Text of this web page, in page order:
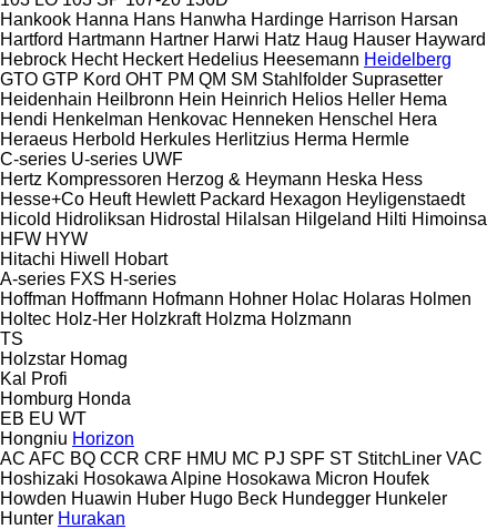
Hankook Hanna Hans Hanwha Hardinge Harrison Harsan
Hartford Hartmann Hartner Harwi Hatz Haug Hauser Hayward
Hebrock Hecht Heckert Hedelius Heesemann Heidelberg
GTO GTP Kord OHT PM QM SM Stahlfolder Suprasetter
Heidenhain Heilbronn Hein Heinrich Helios Heller Hema
Hendi Henkelman Henkovac Henneken Henschel Hera
Heraeus Herbold Herkules Herlitzius Herma Hermle
C-series U-series UWF
Hertz Kompressoren Herzog & Heymann Heska Hess
Hesse+Co Heuft Hewlett Packard Hexagon Heyligenstaedt
Hicold Hidroliksan Hidrostal Hilalsan Hilgeland Hilti Himoinsa
HFW HYW
Hitachi Hiwell
Hobart
A-series FXS H-series
Hoffman Hoffmann Hofmann Hohner Holac Holaras Holmen
Holtec Holz-Her Holzkraft Holzma Holzmann
TS
Holzstar Homag
Kal
Profi
Homburg Honda
EB EU WT
Hongniu Horizon
AC AFC BQ CCR CRF HMU MC PJ SPF ST StitchLiner VAC
Hoshizaki Hosokawa Alpine Hosokawa Micron Houfek
Howden Huawin Huber Hugo Beck Hundegger Hunkeler
Hunter Hurakan